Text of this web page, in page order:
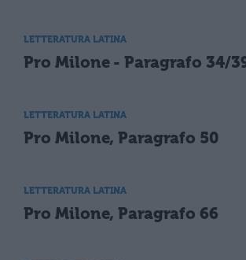
LETTERATURA LATINA
Pro Milone - Paragrafo 34/
LETTERATURA LATINA
Pro Milone, Paragrafo 50
LETTERATURA LATINA
Pro Milone, Paragrafo 66